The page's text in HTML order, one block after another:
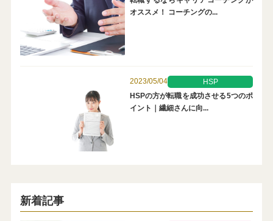
オススメ！ コーチングの...
2023/05/04
HSP
HSPの方が転職を成功させる5つのポ
イント｜繊細さんに向...
新着記事